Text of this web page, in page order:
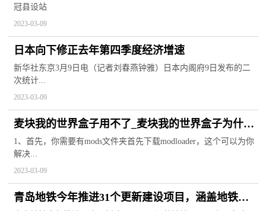
冠县设站
2023-03-09
日本向下修正去年第四季度经济增速
新华社东京3月9日电（记者刘春燕钟雅）日本内阁府9日发布的二
次统计...
2023-03-09
麦块我的世界盒子用不了_麦块我的世界盒子为什么
玩不了mod|今日快讯
1、首先，你需要有mods文件夹首先下载modloader，这个可以为你
解决...
2023-03-09
青岛地铁今年推进31个更新建设项目，涵盖地铁项